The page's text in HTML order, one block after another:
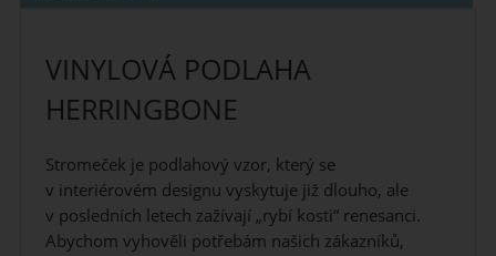
VINYLOVÁ PODLAHA
HERRINGBONE
Stromeček je podlahový vzor, který se
v interiérovém designu vyskytuje již dlouho, ale
v posledních letech zažívají „rybí kosti“ renesanci.
Abychom vyhověli potřebám našich zákazníků,